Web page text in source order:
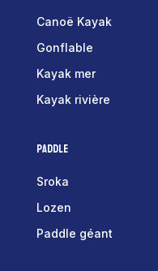
Canoë Kayak
Gonflable
Kayak mer
Kayak rivière
Paddle
Sroka
Lozen
Paddle géant